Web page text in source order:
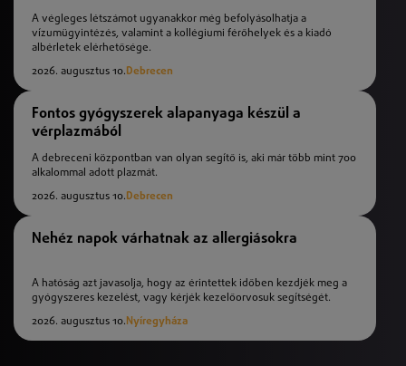
A végleges létszámot ugyanakkor még befolyásolhatja a
vízumügyintézés, valamint a kollégiumi férőhelyek és a kiadó
albérletek elérhetősége.
2026. augusztus 10.Debrecen
Fontos gyógyszerek alapanyaga készül a
vérplazmából
A debreceni központban van olyan segítő is, aki már több mint 700
alkalommal adott plazmát.
2026. augusztus 10.Debrecen
Nehéz napok várhatnak az allergiásokra
A hatóság azt javasolja, hogy az érintettek időben kezdjék meg a
gyógyszeres kezelést, vagy kérjék kezelőorvosuk segítségét.
2026. augusztus 10. Nyíregyháza